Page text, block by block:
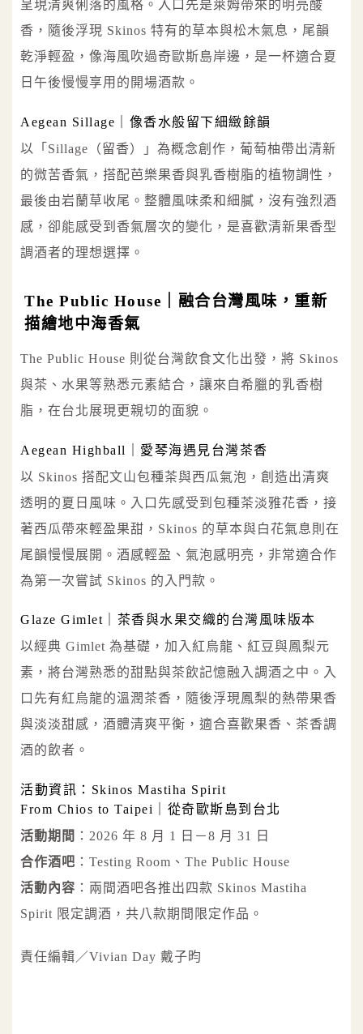
呈現清爽俐落的風格。入口先是萊姆帶來的明亮酸
香，隨後浮現 Skinos 特有的草本與松木氣息，尾韻
乾淨輕盈，像海風吹過奇歐斯島岸邊，是一杯適合夏
日午後慢慢享用的開場酒款。
Aegean Sillage｜像香水般留下細緻餘韻
以「Sillage（留香）」為概念創作，葡萄柚帶出清新
的微苦香氣，搭配芭樂果香與乳香樹脂的植物調性，
最後由岩蘭草收尾。整體風味柔和細膩，沒有強烈酒
感，卻能感受到香氣層次的變化，是喜歡清新果香型
調酒者的理想選擇。
The Public House｜融合台灣風味，重新
描繪地中海香氣
The Public House 則從台灣飲食文化出發，將 Skinos
與茶、水果等熟悉元素結合，讓來自希臘的乳香樹
脂，在台北展現更親切的面貌。
Aegean Highball｜愛琴海遇見台灣茶香
以 Skinos 搭配文山包種茶與西瓜氣泡，創造出清爽
透明的夏日風味。入口先感受到包種茶淡雅花香，接
著西瓜帶來輕盈果甜，Skinos 的草本與白花氣息則在
尾韻慢慢展開。酒感輕盈、氣泡感明亮，非常適合作
為第一次嘗試 Skinos 的入門款。
Glaze Gimlet｜茶香與水果交織的台灣風味版本
以經典 Gimlet 為基礎，加入紅烏龍、紅豆與鳳梨元
素，將台灣熟悉的甜點與茶飲記憶融入調酒之中。入
口先有紅烏龍的溫潤茶香，隨後浮現鳳梨的熱帶果香
與淡淡甜感，酒體清爽平衡，適合喜歡果香、茶香調
酒的飲者。
活動資訊：Skinos Mastiha Spirit
From Chios to Taipei｜從奇歐斯島到台北
活動期間 ：2026 年 8 月 1 日－8 月 31 日
合作酒吧 ：Testing Room、The Public House
活動內容 ：兩間酒吧各推出四款 Skinos Mastiha
Spirit 限定調酒，共八款期間限定作品。
責任編輯／Vivian Day 戴子昀